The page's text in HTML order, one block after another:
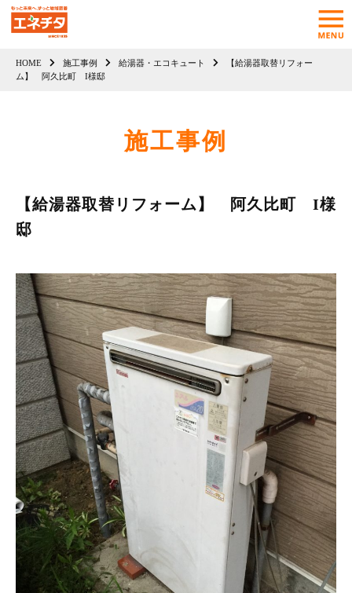
HOME 施工事例 給湯器・エコキュート
【給湯器取替リフォー
ム】 阿久比町 I様邸
施工事例
【給湯器取替リフォーム】 阿久比町 I様
邸